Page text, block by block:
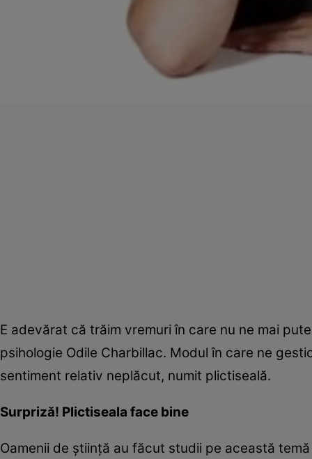
E adevărat că trăim vremuri în care nu ne mai
psihologie Odile Charbillac. Modul în care ne
sentiment relativ neplăcut, numit plictiseală.
Surpriză! Plictiseala face bine
Oamenii de ştiinţă au făcut studii pe această